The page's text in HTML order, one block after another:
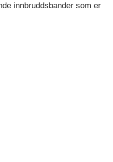
innbruddsbander som er